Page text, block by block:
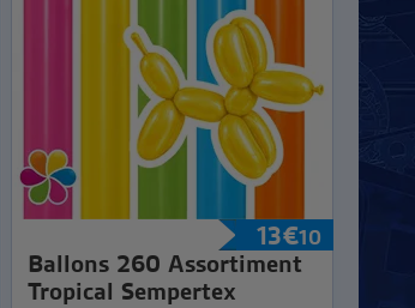
13€10
Ballons 260 Assortiment
Tropical Sempertex